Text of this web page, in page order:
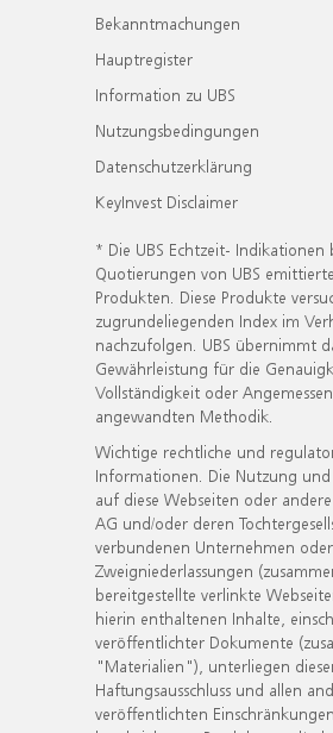
Bekanntmachungen
Hauptregister
Information zu UBS
Nutzungsbedingungen
Datenschutzerklärung
KeyInvest Disclaimer
* Die UBS Echtzeit- Indikationen
Quotierungen von UBS
Produkten. Diese Produkte
zugrundeliegenden Index im
nachzufolgen. UBS übernimmt
Gewährleistung für die
Vollständigkeit oder
angewandten Methodik.
Wichtige rechtliche und
Informationen. Die Nutzung
auf diese Webseiten oder
AG und/oder deren
verbundenen Unternehmen oder
Zweigniederlassungen
bereitgestellte verlinkte
hierin enthaltenen Inhalte,
veröffentlichter Dokumente
"Materialien"), unterliegen
Haftungsausschluss und allen
veröffentlichten